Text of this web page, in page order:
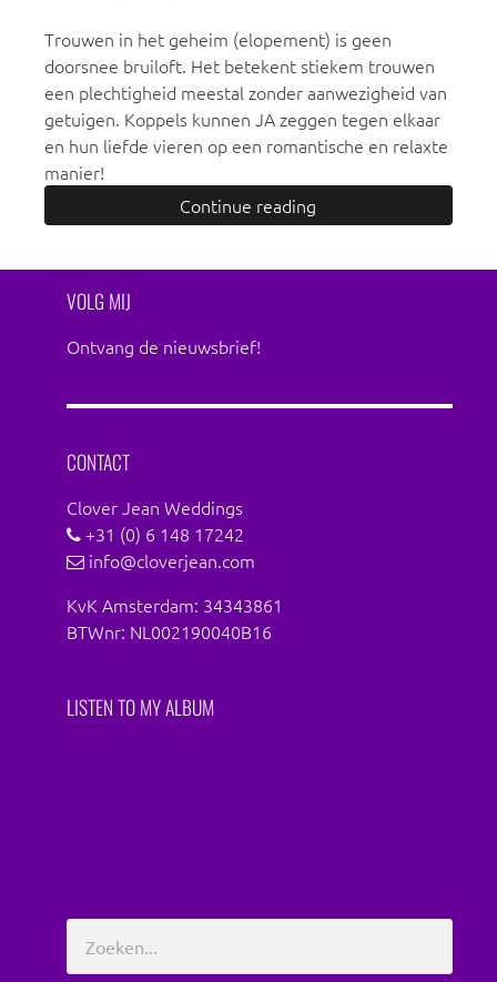
Trouwen in het geheim (elopement) is geen
doorsnee bruiloft. Het betekent stiekem trouwen
een plechtigheid meestal zonder aanwezigheid van
getuigen. Koppels kunnen JA zeggen tegen elkaar
en hun liefde vieren op een romantische en relaxte
manier!
Continue reading
VOLG MIJ
Ontvang de nieuwsbrief!
CONTACT
Clover Jean Weddings
+31 (0) 6 148 17242
info@cloverjean.com
KvK Amsterdam: 34343861
BTWnr: NL002190040B16
LISTEN TO MY ALBUM